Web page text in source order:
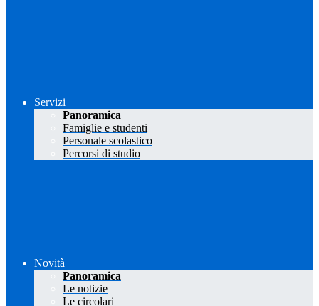
Servizi
Panoramica
Famiglie e studenti
Personale scolastico
Percorsi di studio
Novità
Panoramica
Le notizie
Le circolari